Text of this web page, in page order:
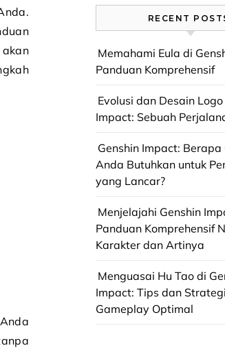
RECENT
Memahami Eula di
Panduan Komprehensif
Evolusi dan Desain
Impact: Sebuah
Genshin Impact: Berapa
Anda Butuhkan untuk
yang Lancar?
Menjelajahi Genshin
Panduan Komprehensif
Karakter dan Artinya
Menguasai Hu Tao di
Impact: Tips dan Strategi
Gameplay Optimal